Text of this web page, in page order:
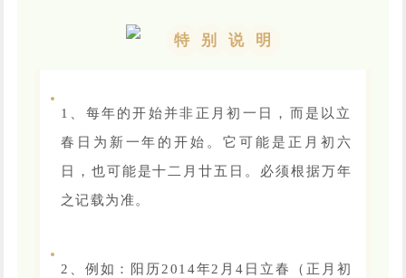
特 别 说 明
1、每年的开始并非正月初一日，而是以立
春日为新一年的开始。它可能是正月初六
日，也可能是十二月廿五日。必须根据万年
之记载为准。
2、例如：阳历2014年2月4日立春（正月初